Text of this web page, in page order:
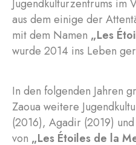
Jugendkulturzentrums im
aus dem einige der
mit dem Namen „Les
wurde 2014 ins Leben
In den folgenden Jahren
Zaoua weitere
(2016), Agadir (2019)
von „Les Étoiles de la